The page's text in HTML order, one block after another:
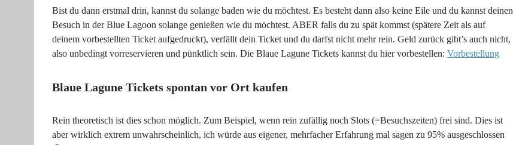
Bist du dann erstmal drin, kannst du solange baden wie du möchtest. Es besteht dann also keine Eile und du kannst deinen
Besuch in der Blue Lagoon solange genießen wie du möchtest. ABER falls du zu spät kommst (spätere Zeit als auf
deinem vorbestellten Ticket aufgedruckt), verfällt dein Ticket und du darfst nicht mehr rein. Geld zurück gibt’s auch nicht,
also unbedingt vorreservieren und pünktlich sein. Die Blaue Lagune Tickets kannst du hier vorbestellen: Vorbestellung
Blaue Lagune Tickets spontan vor Ort kaufen
Rein theoretisch ist dies schon möglich. Zum Beispiel, wenn rein zufällig noch Slots (=Besuchszeiten) frei sind. Dies ist
aber wirklich extrem unwahrscheinlich, ich würde aus eigener, mehrfacher Erfahrung mal sagen zu 95% ausgeschlossen